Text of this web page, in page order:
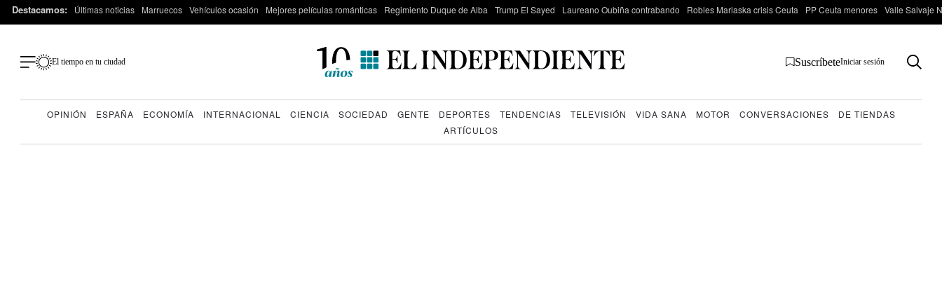
Destacamos: Últimas noticias Marruecos Vehículos ocasión Mejores películas románticas Regimiento Duque de Alba Trump El Sayed Laureano Oubiña contrabando Robles Marlaska crisis Ceuta PP Ceuta menores Valle Salvaje
El tiempo en tu ciudad SuscríbeteIniciar sesión
OPINIÓN ESPAÑA ECONOMÍA INTERNACIONAL CIENCIA SOCIEDAD GENTE DEPORTES TENDENCIAS TELEVISIÓN VIDA SANA MOTOR CONVERSACIONES
DE TIENDAS
ARTÍCULOS